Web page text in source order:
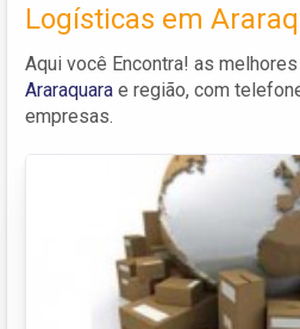
Logísticas em
Aqui você Encontra! as melhores
Araraquara e região, com
empresas.